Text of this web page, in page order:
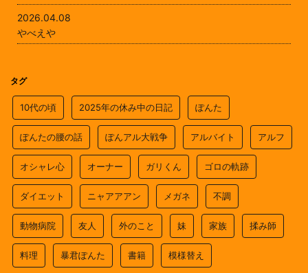
2026.04.08
やべえや
タグ
10代の頃 2025年の休み中の日記 ぽんた
ぽんたの腰の話 ぽんアル大戦争 アルバイト アルフ
オシャレ心 オーナー ガリくん ゴロの軌跡
ダイエット ニャアアアン メガネ 不調
動物病院 友人 外のこと 妹 家族 揉み師
料理 暴君ぽんた 書籍 模様替え